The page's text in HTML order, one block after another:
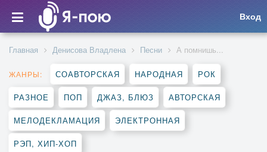
Вход
Главная Денисова Владлена Песни А помнишь...
ЖАНРЫ: СОАВТОРСКАЯ НАРОДНАЯ РОК
РАЗНОЕ ПОП ДЖАЗ, БЛЮЗ АВТОРСКАЯ
МЕЛОДЕКЛАМАЦИЯ ЭЛЕКТРОННАЯ
РЭП, ХИП-ХОП